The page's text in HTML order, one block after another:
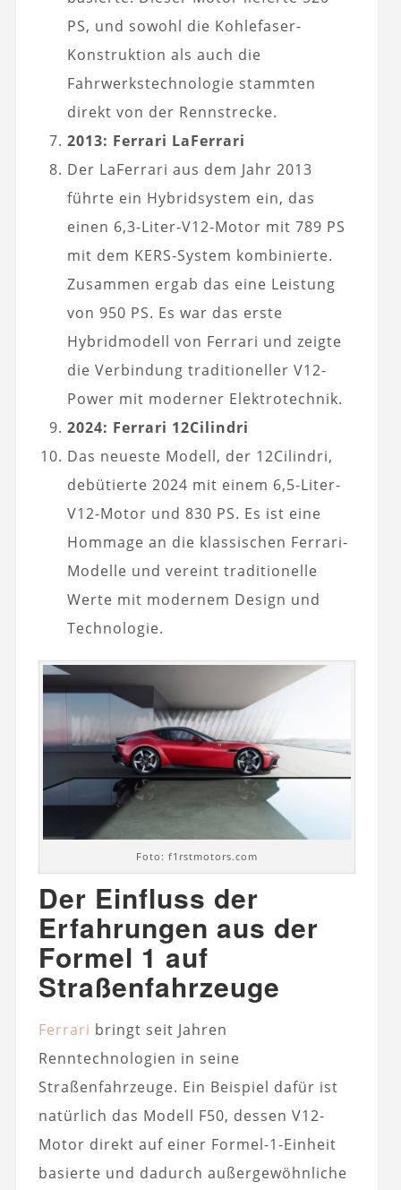
PS, und sowohl die Kohlefaser-
Konstruktion als auch die
Fahrwerkstechnologie stammten
direkt von der Rennstrecke.
2013: Ferrari LaFerrari
Der LaFerrari aus dem Jahr 2013
führte ein Hybridsystem ein, das
einen 6,3-Liter-V12-Motor mit 789 PS
mit dem KERS-System kombinierte.
Zusammen ergab das eine Leistung
von 950 PS. Es war das erste
Hybridmodell von Ferrari und zeigte
die Verbindung traditioneller V12-
Power mit moderner Elektrotechnik.
2024: Ferrari 12Cilindri
Das neueste Modell, der 12Cilindri,
debütierte 2024 mit einem 6,5-Liter-
V12-Motor und 830 PS. Es ist eine
Hommage an die klassischen Ferrari-
Modelle und vereint traditionelle
Werte mit modernem Design und
Technologie.
Foto: f1rstmotors.com
Der Einfluss der
Erfahrungen aus der
Formel 1 auf
Straßenfahrzeuge
Ferrari bringt seit Jahren
Renntechnologien in seine
Straßenfahrzeuge. Ein Beispiel dafür ist
natürlich das Modell F50, dessen V12-
Motor direkt auf einer Formel-1-Einheit
basierte und dadurch außergewöhnliche